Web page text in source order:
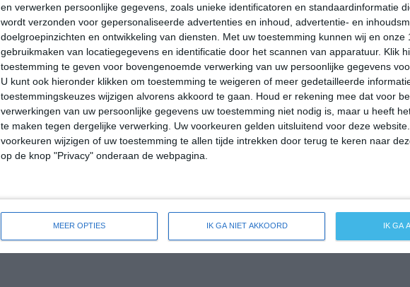
en verwerken persoonlijke gegevens, zoals unieke identificatoren en standaardinformatie
wordt verzonden voor gepersonaliseerde advertenties en inhoud, advertentie- en
doelgroepinzichten en ontwikkeling van diensten.
Met uw toestemming kunnen wij en onze
gebruikmaken van locatiegegevens en identificatie door het scannen van apparatuur. Klik
toestemming te geven voor bovengenoemde verwerking van uw persoonlijke gegevens
U kunt ook hieronder klikken om toestemming te weigeren of meer gedetailleerde
toestemmingskeuzes wijzigen alvorens akkoord te gaan.
Houd er rekening mee dat voor
verwerkingen van uw persoonlijke gegevens uw toestemming niet nodig is, maar u heeft
te maken tegen dergelijke verwerking. Uw voorkeuren gelden uitsluitend voor deze
voorkeuren wijzigen of uw toestemming te allen tijde intrekken door terug te keren naar
op de knop "Privacy" onderaan de webpagina.
MEER OPTIES IK GA NIET AKKOORD IK GA
14:00 17:00 23:00 05:00
14:00 17:00 23:00 05:00
OZO 2 ZZO 2 OZO 1 ZZW 2 WZW 2
bekijk de uitgebreide weersverwachting voor Viola